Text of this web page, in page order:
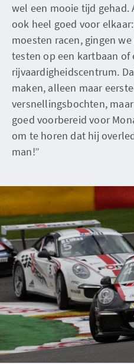
wel een mooie tijd gehad.
ook heel goed voor
moesten racen, gingen
testen op een kartbaan of
rijvaardigheidscentrum.
maken, alleen maar
versnellingsbochten,
goed voorbereid voor
om te horen dat hij
man!”